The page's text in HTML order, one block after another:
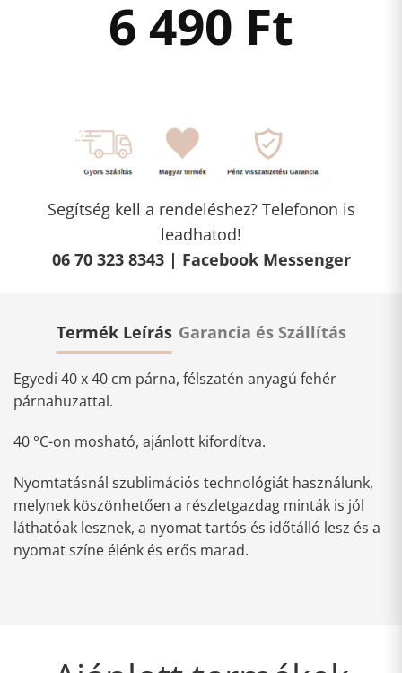
6 490 Ft
Segítség kell a rendeléshez? Telefonon is
leadhatod!
06 70 323 8343 | Facebook Messenger
Termék Leírás Garancia és Szállítás
Egyedi 40 x 40 cm párna, félszatén anyagú fehér
párnahuzattal.
40 °C-on mosható, ajánlott kifordítva.
Nyomtatásnál szublimációs technológiát használunk,
melynek köszönhetően a részletgazdag minták is jól
láthatóak lesznek, a nyomat tartós és időtálló lesz és a
nyomat színe élénk és erős marad.